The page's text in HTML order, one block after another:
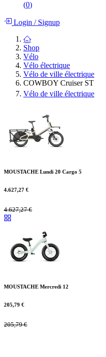
(0)
Login /Signup
Shop
Vélo
Vélo électrique
Vélo de ville électrique
COWBOY Cruiser ST
Vélo de ville électrique
MOUSTACHE Lundi 20 Cargo 5
4.627,27 €
4.627,27€
MOUSTACHE Mercredi 12
205,79 €
205,79€